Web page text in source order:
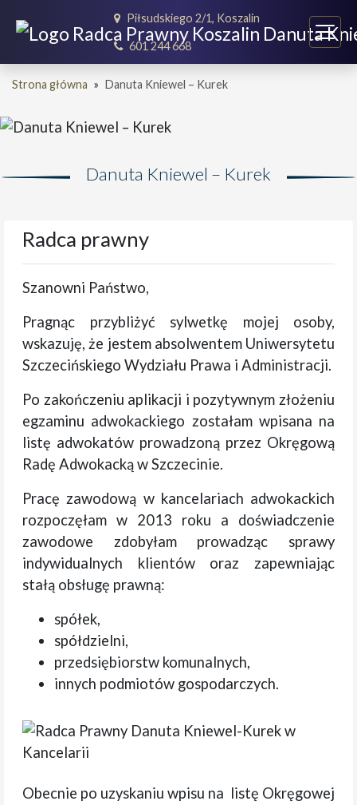
Piłsudskiego 2/1, Koszalin
601 244 668
Strona główna » Danuta Kniewel – Kurek
Danuta Kniewel – Kurek
Radca prawny
Szanowni Państwo,
Pragnąc przybliżyć sylwetkę mojej osoby,
wskazuję, że jestem absolwentem Uniwersytetu
Szczecińskiego Wydziału Prawa i Administracji.
Po zakończeniu aplikacji i pozytywnym złożeniu
egzaminu adwokackiego zostałam wpisana na
listę adwokatów prowadzoną przez Okręgową
Radę Adwokacką w Szczecinie.
Pracę zawodową w kancelariach adwokackich
rozpoczęłam w 2013 roku a doświadczenie
zawodowe zdobyłam prowadząc sprawy
indywidualnych klientów oraz zapewniając
stałą obsługę prawną:
spółek,
spółdzielni,
przedsiębiorstw komunalnych,
innych podmiotów gospodarczych.
Obecnie po uzyskaniu wpisu na listę Okręgowej